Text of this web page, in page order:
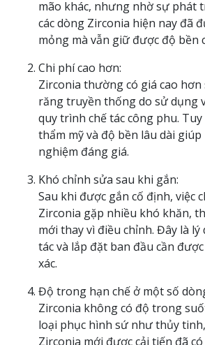
mão khác, nhưng nhờ sự phát
các dòng Zirconia hiện nay đã
mỏng mà vẫn giữ được độ bền
Chi phí cao hơn:
Zirconia thường có giá cao hơn
răng truyền thống do sử dụng
quy trình chế tác công phu.
thẩm mỹ và độ bền lâu dài
nghiệm đáng giá.
Khó chỉnh sửa sau khi gắn:
Sau khi được gắn cố định, việc
Zirconia gặp nhiều khó khăn,
mới thay vì điều chỉnh. Đây là
tác và lắp đặt ban đầu cần
xác.
Độ trong hạn chế ở một số
Zirconia không có độ trong
loại phục hình sứ như thủy
Zirconia mới được cải tiến đã